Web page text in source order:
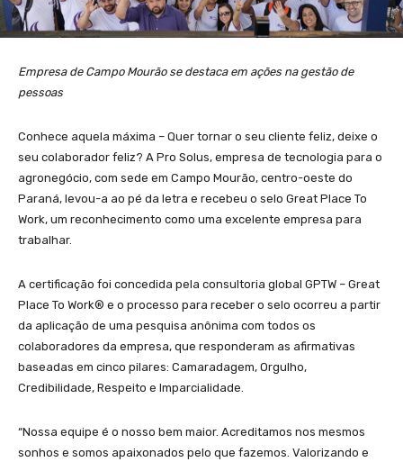
Empresa de Campo Mourão se destaca em ações na gestão de
pessoas
Conhece aquela máxima – Quer tornar o seu cliente feliz, deixe o
seu colaborador feliz? A Pro Solus, empresa de tecnologia para o
agronegócio, com sede em Campo Mourão, centro-oeste do
Paraná, levou-a ao pé da letra e recebeu o selo Great Place To
Work, um reconhecimento como uma excelente empresa para
trabalhar.
A certificação foi concedida pela consultoria global GPTW – Great
Place To Work®️ e o processo para receber o selo ocorreu a partir
da aplicação de uma pesquisa anônima com todos os
colaboradores da empresa, que responderam as afirmativas
baseadas em cinco pilares: Camaradagem, Orgulho,
Credibilidade, Respeito e Imparcialidade.
“Nossa equipe é o nosso bem maior. Acreditamos nos mesmos
sonhos e somos apaixonados pelo que fazemos. Valorizando e